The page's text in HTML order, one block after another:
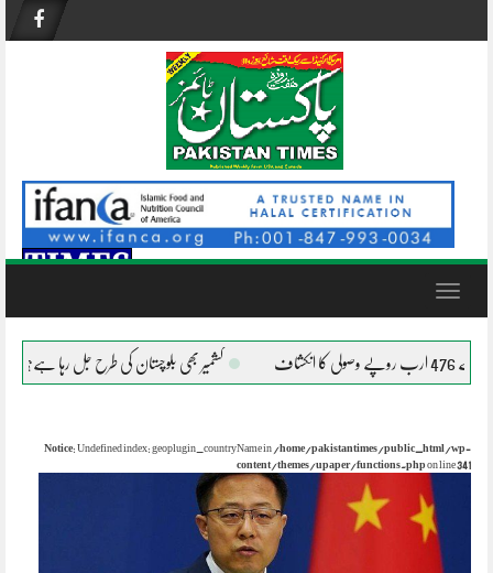
content
Toggle
کشمیر بھی بلوچستان کی طرح جل رہا ہے؟ افغانستان
Notice: Undefined index: geoplugin_countryName in /home/pakistantimes/public_html/wp-
content/themes/upaper/functions.php on line341